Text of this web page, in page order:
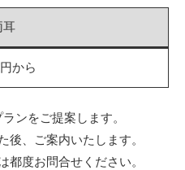
耳
から
ンをご提案します。
後、ご案内いたします。
都度お問合せください。